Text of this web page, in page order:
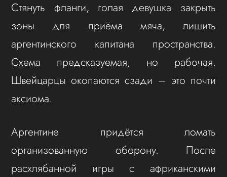
Стянуть фланги, голая девушка закрыть
зоны для приёма мяча, лишить
аргентинского капитана пространства.
Схема предсказуемая, но рабочая.
Швейцарцы окопаются сзади – это почти
аксиома.
Аргентине придётся ломать
организованную оборону. После
расхлябанной игры с африканскими